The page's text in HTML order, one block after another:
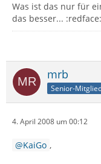
Was ist das nur für
das besser... :redface:
mrb
Senior-
4. April 2008 um 00:12
KaiGo ,